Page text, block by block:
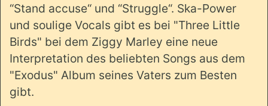
“Stand accuse“ und “Struggle“. Ska-Power
und soulige Vocals gibt es bei "Three Little
Birds" bei dem Ziggy Marley eine neue
Interpretation des beliebten Songs aus dem
"Exodus" Album seines Vaters zum Besten
gibt.